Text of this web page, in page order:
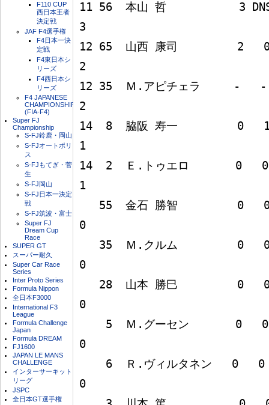
F110 CUP
西日本王者
決定戦
JAF F4選手権
F4日本一決
定戦
F4東日本シ
リーズ
F4西日本シ
リーズ
F4 JAPANESE
CHAMPIONSHIP
(FIA-F4)
Super FJ
Championship
S-FJ鈴鹿・岡山
S-FJオートポリ
ス
S-FJもてぎ・菅
生
S-FJ岡山
S-FJ日本一決定
戦
S-FJ筑波・富士
Super FJ
Dream Cup
Race
SUPER GT
スーパー耐久
Super Car Race
Series
Inter Proto Series
Formula Nippon
全日本F3000
International F3
League
Formula Challenge
Japan
Formula DREAM
FJ1600
JAPAN LE MANS
CHALLENGE
インターサーキット
リーグ
JSPC
全日本GT選手権
11 56  本山 哲           3
3
12 65  山西 康司         2
2
12 35  Ｍ.アピチェラ     -
2
14  8  脇阪 寿一         0
1
14  2  Ｅ.トゥエロ       0
1
0
0
0
0
0